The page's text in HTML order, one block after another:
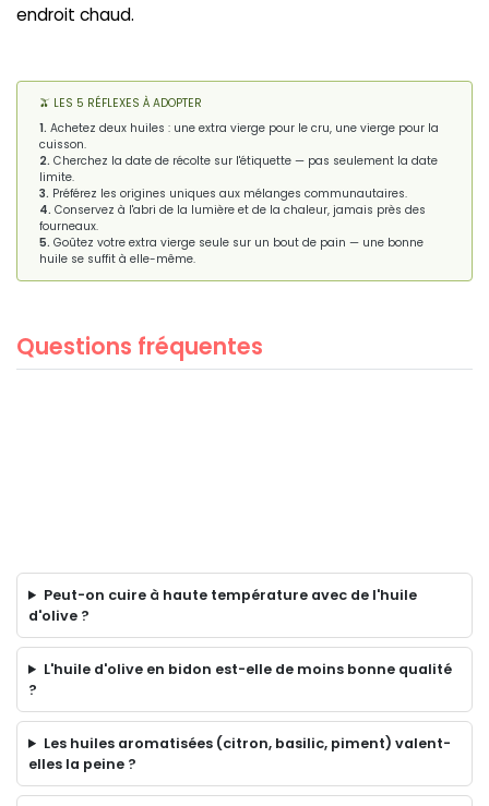
endroit chaud.
🫒 LES 5 RÉFLEXES À ADOPTER
1. Achetez deux huiles : une extra vierge pour le cru, une vierge pour la
cuisson.
2. Cherchez la date de récolte sur l'étiquette — pas seulement la date
limite.
3. Préférez les origines uniques aux mélanges communautaires.
4. Conservez à l'abri de la lumière et de la chaleur, jamais près des
fourneaux.
5. Goûtez votre extra vierge seule sur un bout de pain — une bonne
huile se suffit à elle-même.
Questions fréquentes
Peut-on cuire à haute température avec de l'huile
d'olive ?
L'huile d'olive en bidon est-elle de moins bonne qualité
?
Les huiles aromatisées (citron, basilic, piment) valent-
elles la peine ?